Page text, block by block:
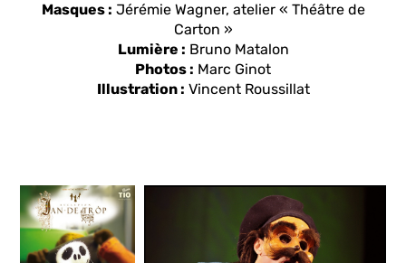
Masques : Jérémie Wagner, atelier « Théâtre de
Carton »
Lumière : Bruno Matalon
Photos : Marc Ginot
Illustration : Vincent Roussillat